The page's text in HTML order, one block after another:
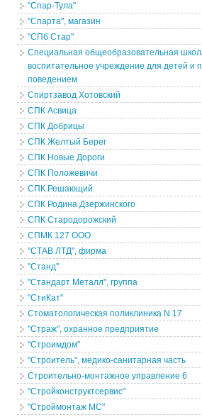
"Спар-Тула"
"Спарта", магазин
"СПб Стар"
Специальная общеобразовательная
воспитательное учреждение для детей и
поведением
Спиртзавод Хотовский
СПК Асвица
СПК Добрицы
СПК Желтый Берег
СПК Новые Дороги
СПК Положевичи
СПК Решающий
СПК Родина Дзержинского
СПК Стародорожский
СПМК 127 ООО
"СТАВ ЛТД", фирма
"Станд"
"Стандарт Металл", группа
"СтиКат"
Стоматологическая поликлиника N 17
"Страж", охранное предприятие
"Строимдом"
"Строитель", медико-санитарная часть
Строительно-монтажное управление 6
"Стройконструктсервис"
"Строймонтаж МС"